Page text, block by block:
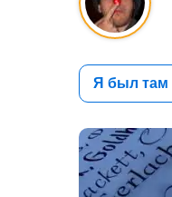
Я был там